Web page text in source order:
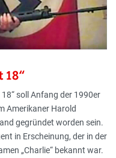
18“
soll Anfang der 1990er
Amerikaner Harold
gegründet worden sein.
in Erscheinung, der in der
„Charlie“ bekannt war.